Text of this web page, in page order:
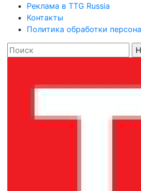
Реклама в TTG Russia
Контакты
Политика обработки